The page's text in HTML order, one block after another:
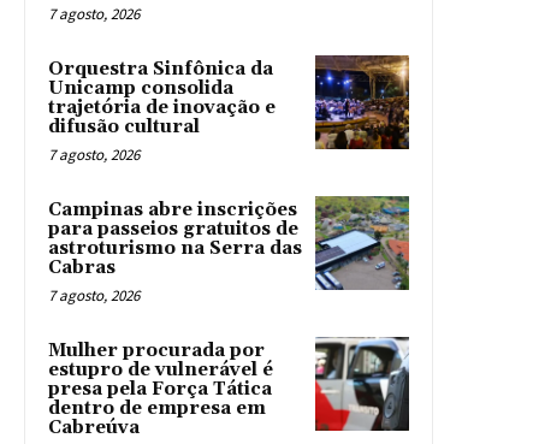
7 agosto, 2026
Orquestra Sinfônica da
Unicamp consolida
trajetória de inovação e
difusão cultural
7 agosto, 2026
Campinas abre inscrições
para passeios gratuitos de
astroturismo na Serra das
Cabras
7 agosto, 2026
Mulher procurada por
estupro de vulnerável é
presa pela Força Tática
dentro de empresa em
Cabreúva